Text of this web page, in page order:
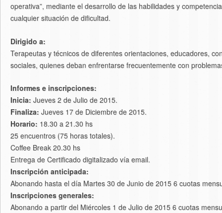
operativa”, mediante el desarrollo de las habilidades y
cualquier situación de dificultad.
Dirigido a:
Terapeutas y técnicos de diferentes orientaciones, educadores,
sociales, quienes deban enfrentarse frecuentemente con
Informes e inscripciones:
Inicia: Jueves 2 de Julio de 2015.
Finaliza: Jueves 17 de Diciembre de 2015.
Horario: 18.30 a 21.30 hs
25 encuentros (75 horas totales).
Coffee Break 20.30 hs
Entrega de Certificado digitalizado vía email.
Inscripción anticipada:
Abonando hasta el día Martes 30 de Junio de 2015 6 cuotas
Inscripciones generales:
Abonando a partir del Miércoles 1 de Julio de 2015 6 cuotas